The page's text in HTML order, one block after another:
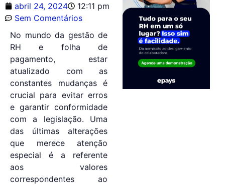
abril 24, 2024
12:11 pm
Sem Comentários
No mundo da gestão de
RH e folha de
pagamento, estar
atualizado com as
constantes mudanças é
crucial para evitar erros
e garantir conformidade
com a legislação. Uma
das últimas alterações
que merece atenção
especial é a referente
aos valores
correspondentes ao